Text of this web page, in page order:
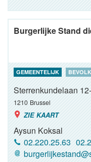
Burgerlijke Stand
GEMEENTELIJK
Sterrenkundelaan
1210 Brussel
ZIE KAART
Aysun Koksal
02.220.25.63